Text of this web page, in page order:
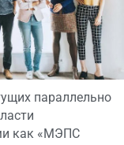
параллельно
как «МЭПС